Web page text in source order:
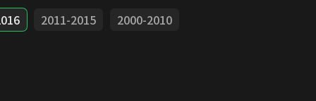
2011-2015 2000-2010